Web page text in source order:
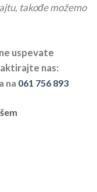
takođe možemo
uspevate
nas:
na 061 756 893